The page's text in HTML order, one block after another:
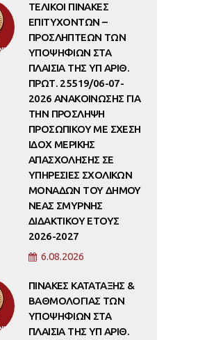
ΤΕΛΙΚΟΙ ΠΙΝΑΚΕΣ
ΕΠΙΤΥΧΟΝΤΩΝ –
ΠΡΟΣΛΗΠΤΕΩΝ ΤΩΝ
ΥΠΟΨΗΦΙΩΝ ΣΤΑ
ΠΛΑΙΣΙΑ ΤΗΣ ΥΠ ΑΡΙΘ.
ΠΡΩΤ. 25519/06-07-
2026 ΑΝΑΚΟΙΝΩΣΗΣ ΓΙΑ
ΤΗΝ ΠΡΟΣΛΗΨΗ
ΠΡΟΣΩΠΙΚΟΥ ΜΕ ΣΧΕΣΗ
ΙΔΟΧ ΜΕΡΙΚΗΣ
ΑΠΑΣΧΟΛΗΣΗΣ ΣΕ
ΥΠΗΡΕΣΙΕΣ ΣΧΟΛΙΚΩΝ
ΜΟΝΑΔΩΝ ΤΟΥ ΔΗΜΟΥ
ΝΕΑΣ ΣΜΥΡΝΗΣ
ΔΙΔΑΚΤΙΚΟΥ ΕΤΟΥΣ
2026-2027
6.08.2026
ΠΙΝΑΚΕΣ ΚΑΤΑΤΑΞΗΣ &
ΒΑΘΜΟΛΟΓΙΑΣ ΤΩΝ
ΥΠΟΨΗΦΙΩΝ ΣΤΑ
ΠΛΑΙΣΙΑ ΤΗΣ ΥΠ ΑΡΙΘ.